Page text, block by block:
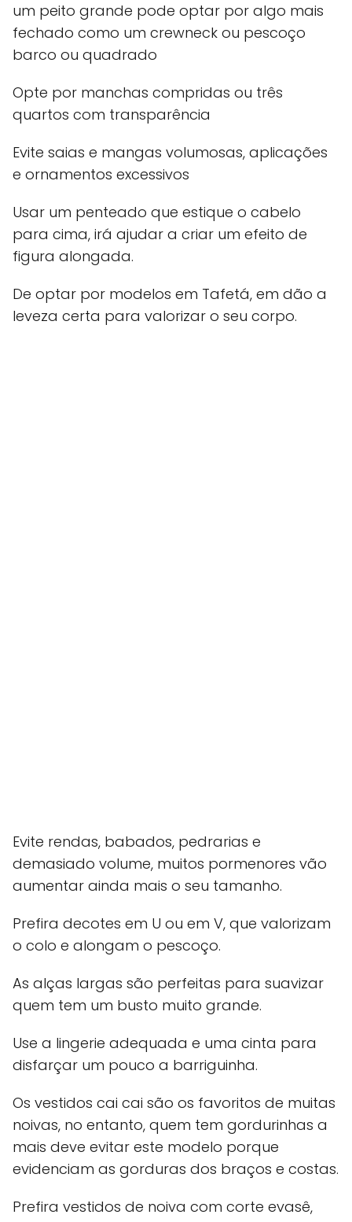
um peito grande pode optar por algo mais
fechado como um crewneck ou pescoço
barco ou quadrado
Opte por manchas compridas ou três
quartos com transparência
Evite saias e mangas volumosas, aplicações
e ornamentos excessivos
Usar um penteado que estique o cabelo
para cima, irá ajudar a criar um efeito de
figura alongada.
De optar por modelos em Tafetá, em dão a
leveza certa para valorizar o seu corpo.
Evite rendas, babados, pedrarias e
demasiado volume, muitos pormenores vão
aumentar ainda mais o seu tamanho.
Prefira decotes em U ou em V, que valorizam
o colo e alongam o pescoço.
As alças largas são perfeitas para suavizar
quem tem um busto muito grande.
Use a lingerie adequada e uma cinta para
disfarçar um pouco a barriguinha.
Os vestidos cai cai são os favoritos de muitas
noivas, no entanto, quem tem gordurinhas a
mais deve evitar este modelo porque
evidenciam as gorduras dos braços e costas.
Prefira vestidos de noiva com corte evasê,